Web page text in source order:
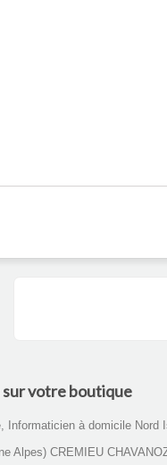
votre boutique
Informaticien à domicile Nord
Alpes) CREMIEU